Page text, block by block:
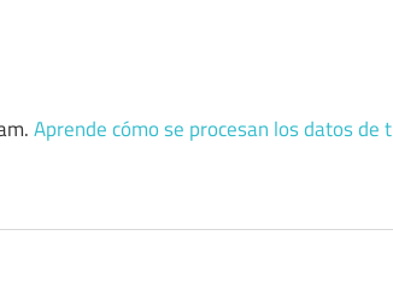
Aprende cómo se procesan los datos de